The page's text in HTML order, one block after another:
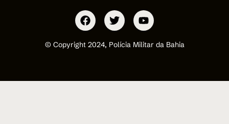
© Copyright 2024, Polícia Militar da Bahia